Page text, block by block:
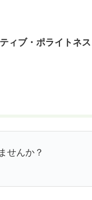
ィブ・ポライトネス
せんか？